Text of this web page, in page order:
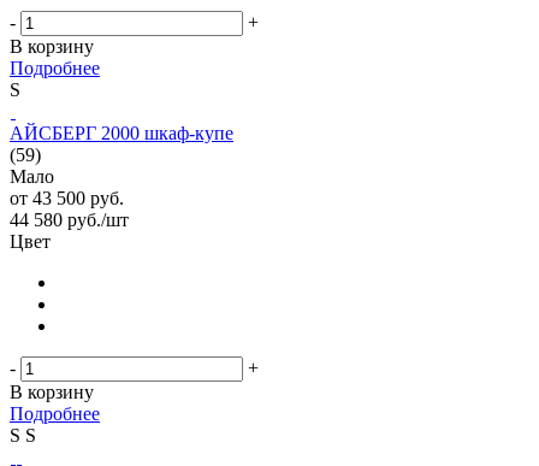
-
+
В корзину
Подробнее
S
АЙСБЕРГ 2000 шкаф-купе
(59)
Мало
от 43 500 руб.
44 580 руб./шт
Цвет
-
+
В корзину
Подробнее
S S